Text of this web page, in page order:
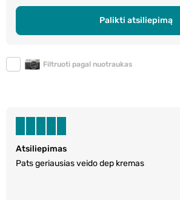
Palikti atsiliepimą
Filtruoti pagal nuotraukas
Atsiliepimas
Pats geriausias veido dep kremas